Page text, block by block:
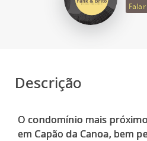
Descrição
O condomínio mais
em Capão da Canoa, bem